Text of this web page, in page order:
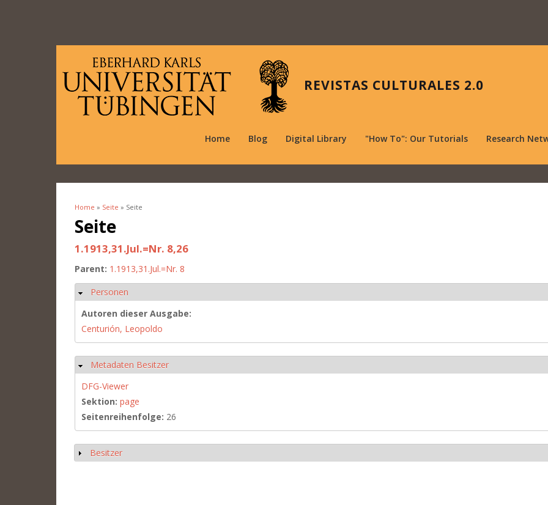
REVISTAS CULTURALES 2.0
Home Blog Digital Library "How To": Our Tutorials Research
You are here
Home » Seite » Seite
Seite
1.1913,31.Jul.=Nr. 8,26
Parent: 1.1913,31.Jul.=Nr. 8
Hide
Personen
Autoren dieser Ausgabe:
Centurión, Leopoldo
Hide
Metadaten Besitzer
DFG-Viewer
Sektion: page
Seitenreihenfolge: 26
Show
Besitzer